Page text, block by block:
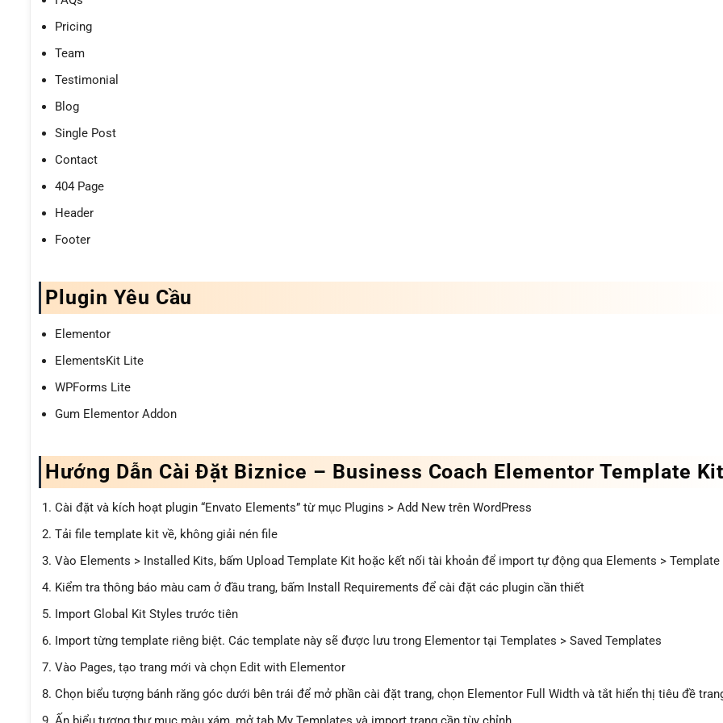
Pricing
Team
Testimonial
Blog
Single Post
Contact
404 Page
Header
Footer
Plugin Yêu Cầu
Elementor
ElementsKit Lite
WPForms Lite
Gum Elementor Addon
Hướng Dẫn Cài Đặt Biznice – Business Coach Elementor Template
Cài đặt và kích hoạt plugin “Envato Elements” từ mục Plugins > Add New trên WordPress
Tải file template kit về, không giải nén file
Vào Elements > Installed Kits, bấm Upload Template Kit hoặc kết nối tài khoản để import tự động qua Elements > Template
Kiểm tra thông báo màu cam ở đầu trang, bấm Install Requirements để cài đặt các plugin cần thiết
Import Global Kit Styles trước tiên
Import từng template riêng biệt. Các template này sẽ được lưu trong Elementor tại Templates > Saved Templates
Vào Pages, tạo trang mới và chọn Edit with Elementor
Chọn biểu tượng bánh răng góc dưới bên trái để mở phần cài đặt trang, chọn Elementor Full Width và tắt hiển thị tiêu đề